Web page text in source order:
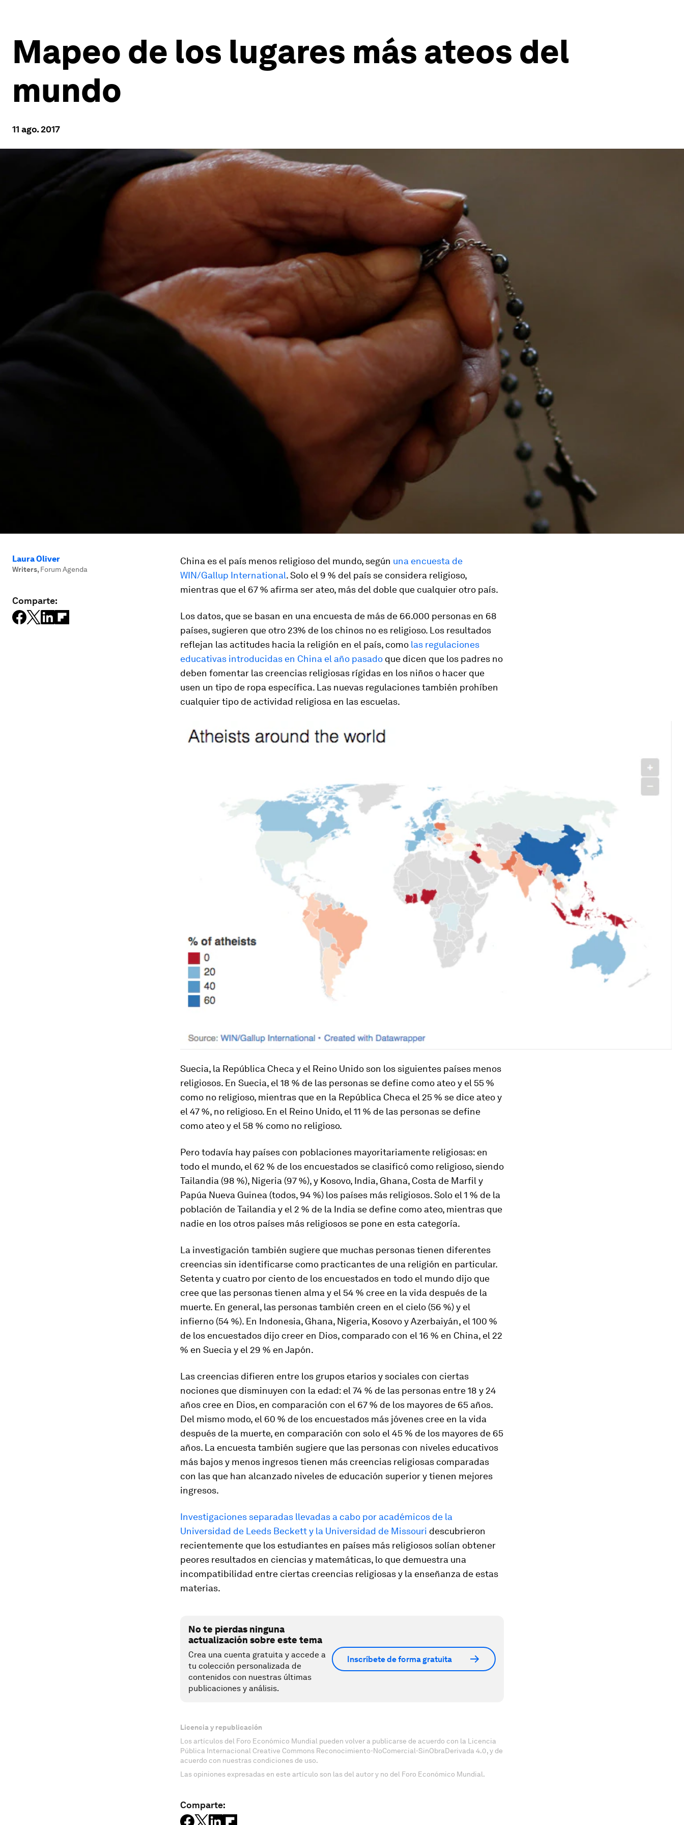
Mapeo de los lugares más ateos del
mundo
11 ago. 2017
Laura Oliver
Writers, Forum Agenda
Comparte:
China es el país menos religioso del mundo, según una encuesta de
WIN/Gallup International. Solo el 9 % del país se considera religioso,
mientras que el 67 % afirma ser ateo, más del doble que cualquier otro país.
Los datos, que se basan en una encuesta de más de 66.000 personas en 68
países, sugieren que otro 23% de los chinos no es religioso. Los resultados
reflejan las actitudes hacia la religión en el país, como las regulaciones
educativas introducidas en China el año pasado que dicen que los padres no
deben fomentar las creencias religiosas rígidas en los niños o hacer que
usen un tipo de ropa específica. Las nuevas regulaciones también prohíben
cualquier tipo de actividad religiosa en las escuelas.
Suecia, la República Checa y el Reino Unido son los siguientes países menos
religiosos. En Suecia, el 18 % de las personas se define como ateo y el 55 %
como no religioso, mientras que en la República Checa el 25 % se dice ateo y
el 47 %, no religioso. En el Reino Unido, el 11 % de las personas se define
como ateo y el 58 % como no religioso.
Pero todavía hay países con poblaciones mayoritariamente religiosas: en
todo el mundo, el 62 % de los encuestados se clasificó como religioso, siendo
Tailandia (98 %), Nigeria (97 %), y Kosovo, India, Ghana, Costa de Marfil y
Papúa Nueva Guinea (todos, 94 %) los países más religiosos. Solo el 1 % de la
población de Tailandia y el 2 % de la India se define como ateo, mientras que
nadie en los otros países más religiosos se pone en esta categoría.
La investigación también sugiere que muchas personas tienen diferentes
creencias sin identificarse como practicantes de una religión en particular.
Setenta y cuatro por ciento de los encuestados en todo el mundo dijo que
cree que las personas tienen alma y el 54 % cree en la vida después de la
muerte. En general, las personas también creen en el cielo (56 %) y el
infierno (54 %). En Indonesia, Ghana, Nigeria, Kosovo y Azerbaiyán, el 100 %
de los encuestados dijo creer en Dios, comparado con el 16 % en China, el 22
% en Suecia y el 29 % en Japón.
Las creencias difieren entre los grupos etarios y sociales con ciertas
nociones que disminuyen con la edad: el 74 % de las personas entre 18 y 24
años cree en Dios, en comparación con el 67 % de los mayores de 65 años.
Del mismo modo, el 60 % de los encuestados más jóvenes cree en la vida
después de la muerte, en comparación con solo el 45 % de los mayores de 65
años. La encuesta también sugiere que las personas con niveles educativos
más bajos y menos ingresos tienen más creencias religiosas comparadas
con las que han alcanzado niveles de educación superior y tienen mejores
ingresos.
Investigaciones separadas llevadas a cabo por académicos de la
Universidad de Leeds Beckett y la Universidad de Missouri descubrieron
recientemente que los estudiantes en países más religiosos solían obtener
peores resultados en ciencias y matemáticas, lo que demuestra una
incompatibilidad entre ciertas creencias religiosas y la enseñanza de estas
materias.
No te pierdas ninguna
actualización sobre este tema
Crea una cuenta gratuita y accede a
tu colección personalizada de
contenidos con nuestras últimas
publicaciones y análisis.
Inscríbete de forma gratuita
Licencia y republicación
Los artículos del Foro Económico Mundial pueden volver a publicarse de acuerdo con la Licencia
Pública Internacional Creative Commons Reconocimiento-NoComercial-SinObraDerivada 4.0, y de
acuerdo con nuestras condiciones de uso.
Las opiniones expresadas en este artículo son las del autor y no del Foro Económico Mundial.
Comparte: